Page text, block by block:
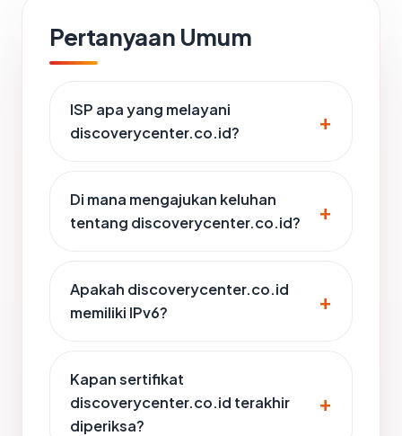
Pertanyaan Umum
ISP apa yang melayani
discoverycenter.co.id?
Di mana mengajukan keluhan
tentang discoverycenter.co.id?
Apakah discoverycenter.co.id
memiliki IPv6?
Kapan sertifikat
discoverycenter.co.id terakhir
diperiksa?